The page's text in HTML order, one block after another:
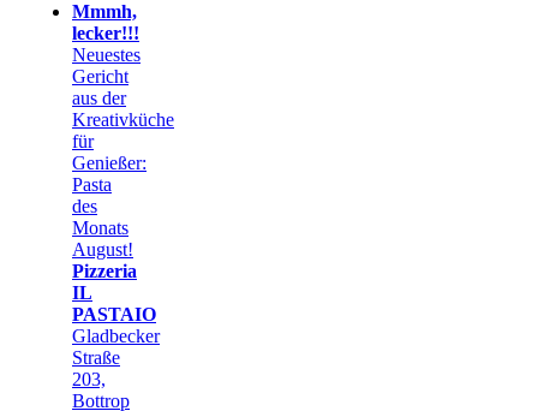
Mmmh,
lecker!!!
Neuestes
Gericht
aus der
Kreativküche
für
Genießer:
Pasta
des
Monats
August!
Pizzeria
IL
PASTAIO
Gladbecker
Straße
203,
Bottrop